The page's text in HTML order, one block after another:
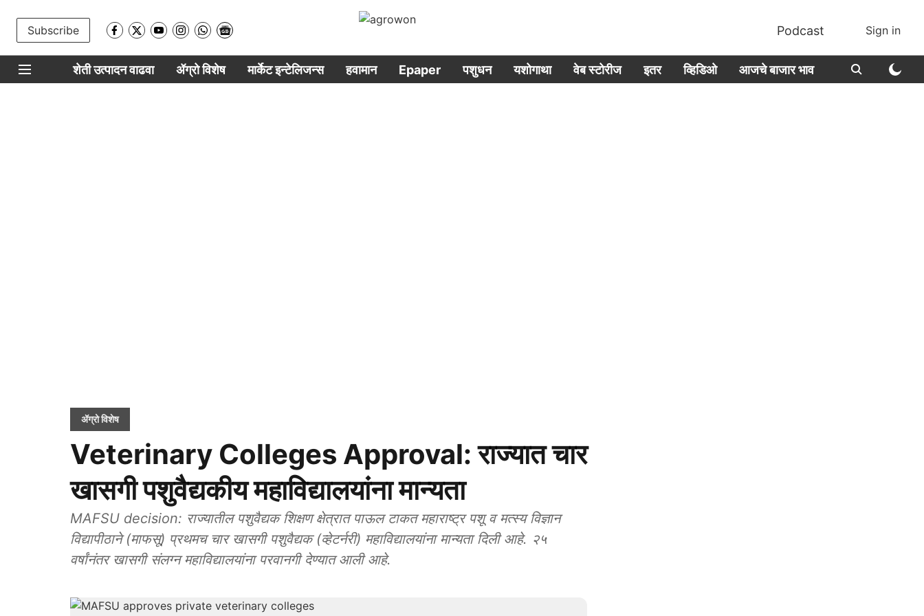
Subscribe Podcast Sign in
शेती उत्पादन वाढवा ॲग्रो विशेष मार्केट इन्टेलिजन्स हवामान Epaper पशुधन यशोगाथा वेब स्टोरीज इतर व्हिडिओ आजचे बाजार भाव
ॲग्रो विशेष
Veterinary Colleges Approval: राज्यात चार
खासगी पशुवैद्यकीय महाविद्यालयांना मान्यता
MAFSU decision: राज्यातील पशुवैद्यक शिक्षण क्षेत्रात पाऊल टाकत महाराष्ट्र पशू व मत्स्य विज्ञान
विद्यापीठाने (माफसू) प्रथमच चार खासगी पशुवैद्यक (व्हेटर्नरी) महाविद्यालयांना मान्यता दिली आहे. २५
वर्षांनंतर खासगी संलग्न महाविद्यालयांना परवानगी देण्यात आली आहे.